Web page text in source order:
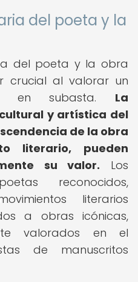
del poeta y la
del poeta y la obra
crucial al valorar un
en subasta. La
y artística del
de la obra
literario, pueden
su valor. Los
reconocidos,
literarios
a obras icónicas,
valorados en el
de manuscritos